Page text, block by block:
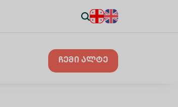
ჩემი ალტე